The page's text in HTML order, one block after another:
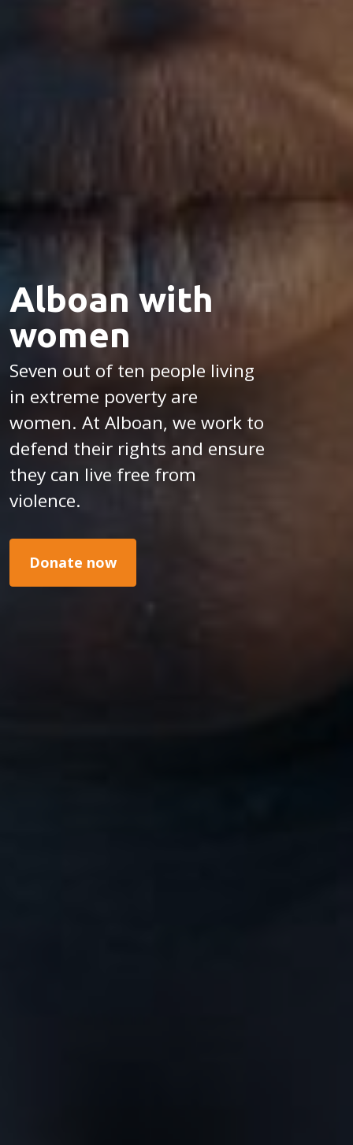
Alboan with
women
Seven out of ten people living
in extreme poverty are
women. At Alboan, we work to
defend their rights and ensure
they can live free from
violence.
Donate now